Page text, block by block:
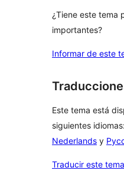
¿Tiene este tema
importantes?
Informar de este
Este tema está
siguientes idiomas:
Nederlands y
Traducir este tema